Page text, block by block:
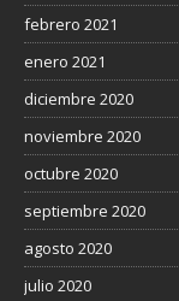
febrero 2021
enero 2021
diciembre 2020
noviembre 2020
octubre 2020
septiembre 2020
agosto 2020
julio 2020